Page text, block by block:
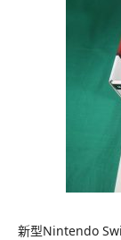
新型Nintendo